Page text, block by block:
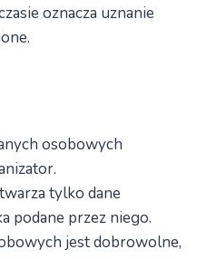
oznacza uznanie
osobowych
tylko dane
podane przez niego.
jest dobrowolne,